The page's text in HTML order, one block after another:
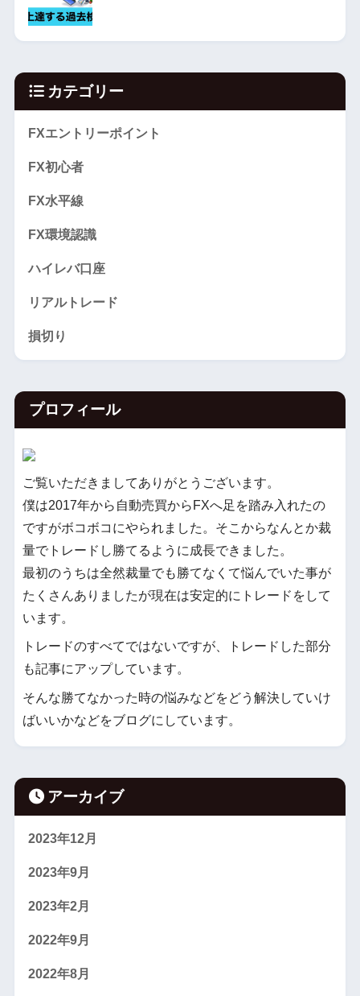
カテゴリー
FXエントリーポイント
FX初心者
FX水平線
FX環境認識
ハイレバ口座
リアルトレード
損切り
プロフィール
ご覧いただきましてありがとうございます。
僕は2017年から自動売買からFXへ足を踏み入れたの
ですがボコボコにやられました。そこからなんとか裁
量でトレードし勝てるように成長できました。
最初のうちは全然裁量でも勝てなくて悩んでいた事が
たくさんありましたが現在は安定的にトレードをして
います。
トレードのすべてではないですが、トレードした部分
も記事にアップしています。
そんな勝てなかった時の悩みなどをどう解決していけ
ばいいかなどをブログにしています。
アーカイブ
2023年12月
2023年9月
2023年2月
2022年9月
2022年8月